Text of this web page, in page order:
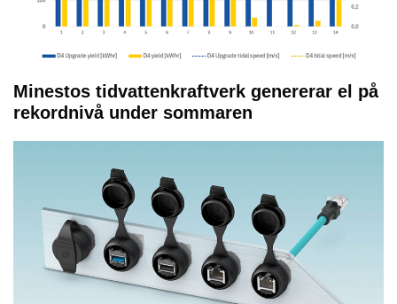
Minestos tidvattenkraftverk genererar el på
rekordnivå under sommaren